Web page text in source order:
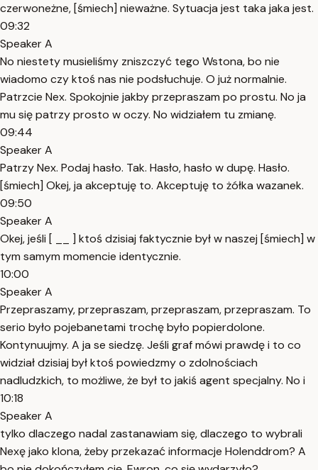
czerwoneżne, [śmiech] nieważne. Sytuacja jest taka jaka jest.
09:32
Speaker A
No niestety musieliśmy zniszczyć tego Wstona, bo nie
wiadomo czy ktoś nas nie podsłuchuje. O już normalnie.
Patrzcie Nex. Spokojnie jakby przepraszam po prostu. No ja
mu się patrzy prosto w oczy. No widziałem tu zmianę.
09:44
Speaker A
Patrzy Nex. Podaj hasło. Tak. Hasło, hasło w dupę. Hasło.
[śmiech] Okej, ja akceptuję to. Akceptuję to żółka wazanek.
09:50
Speaker A
Okej, jeśli [ __ ] ktoś dzisiaj faktycznie był w naszej [śmiech] w
tym samym momencie identycznie.
10:00
Speaker A
Przepraszamy, przepraszam, przepraszam, przepraszam. To
serio było pojebanetami trochę było popierdolone.
Kontynuujmy. A ja se siedzę. Jeśli graf mówi prawdę i to co
widział dzisiaj był ktoś powiedzmy o zdolnościach
nadludzkich, to możliwe, że był to jakiś agent specjalny. No i
10:18
Speaker A
tylko dlaczego nadal zastanawiam się, dlaczego to wybrali
Nexę jako klona, żeby przekazać informacje Holenddrom? A